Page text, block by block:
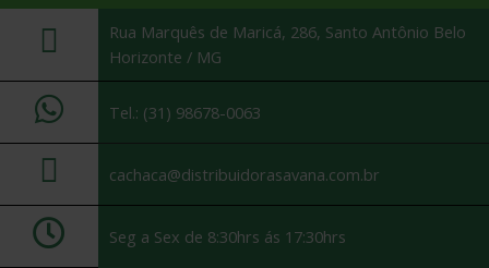
Rua Marquês de Maricá, 286, Santo Antônio Belo
Horizonte / MG
Tel.: (31) 98678-0063
cachaca@distribuidorasavana.com.br
Seg a Sex de 8:30hrs ás 17:30hrs